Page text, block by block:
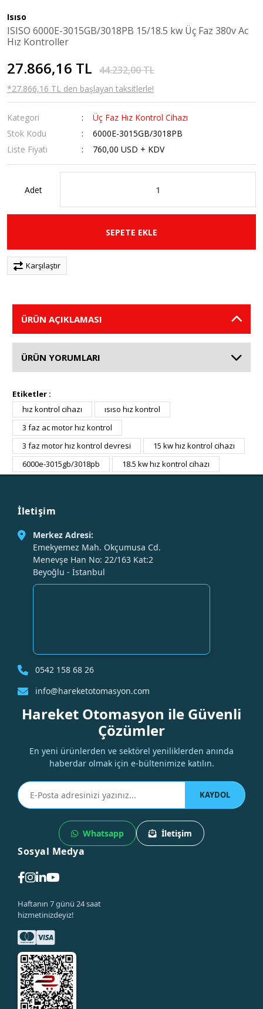
Isıso
ISISO 6000E-3015GB/3018PB 15/18.5 kw Üç Faz 380v Ac
Hız Kontroller
27.866,16 TL 44.232,00 TL
*27.866,16 TL den başlayan taksitlerle!
Kategori
Üç Faz Hız Kontrol Cihazı
Stok Kodu
6000E-3015GB/3018PB
Liste Fiyatı
760,00 USD + KDV
Adet
SEPETE EKLE
Karşılaştır
ÜRÜN AÇIKLAMASI
ÜRÜN YORUMLARI
Etiketler :
hız kontrol cihazı
ısıso hız kontrol
3 faz ac motor hız kontrol
3 faz motor hız kontrol devresi
15 kw hız kontrol cihazı
6000e-3015gb/3018pb
18.5 kw hız kontrol cihazı
İletişim
Merkez Adresi:
Emekyemez Mah. Okçumusa Cd.
Menevşe Han No: 22/163 Kat:2
Beyoğlu - İstanbul
0542 158 68 26
info@hareketotomasyon.com
Hareket Otomasyon ile Güvenli
Çözümler
En yeni ürünlerden ve sektörel yeniliklerden anında
haberdar olmak için e-bültenimize katılın.
KAYDOL
Whatsapp İletişim
Sosyal Medya
Haftanın 7 günü 24 saat
hizmetinizdeyiz!